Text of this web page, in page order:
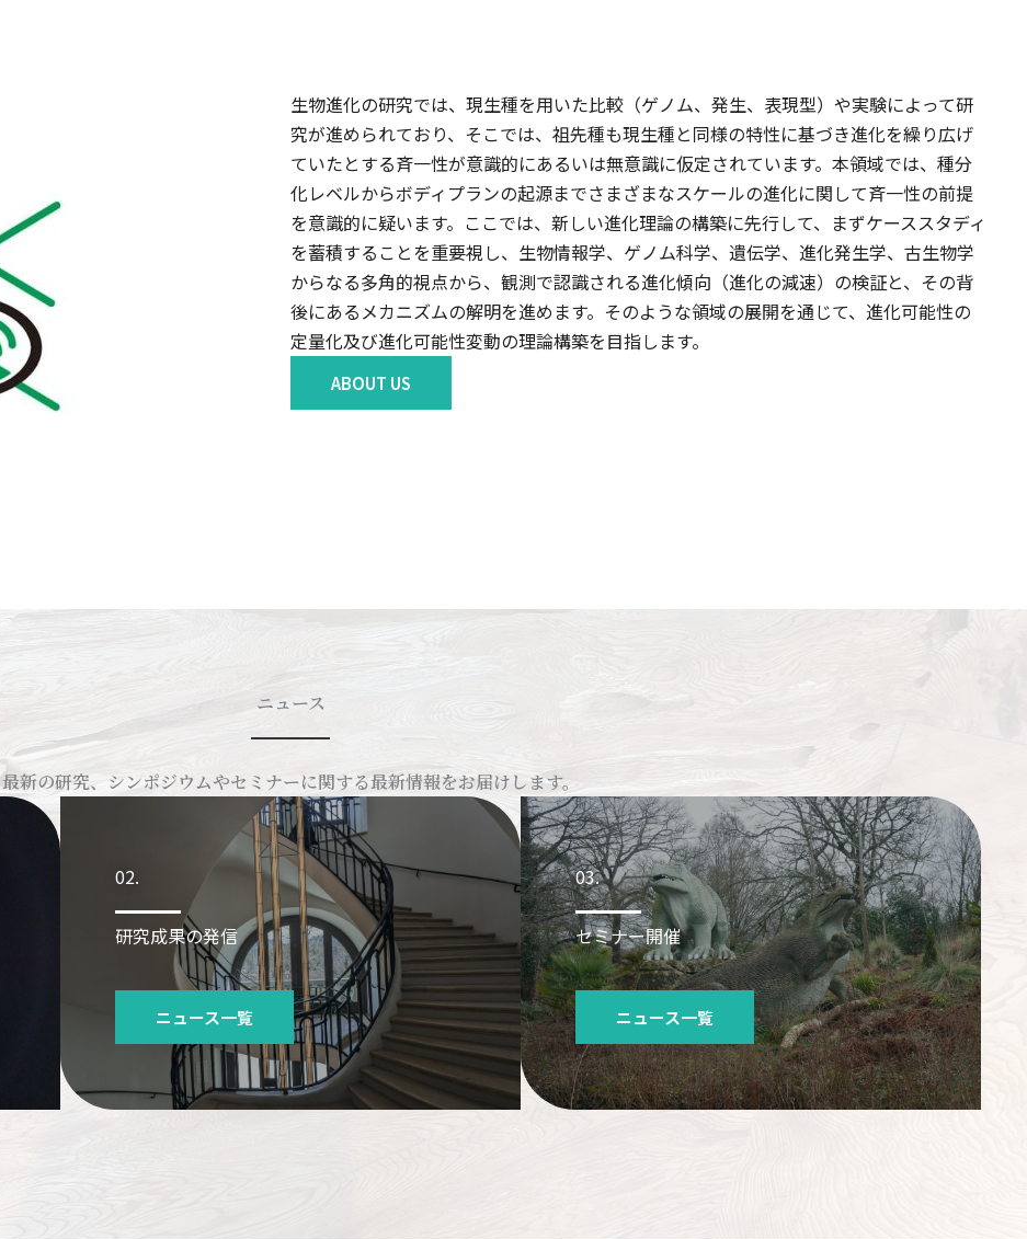
生物進化の研究では、現生種を用いた比較（ゲノム、発生、表現型）や実験によって研
究が進められており、そこでは、祖先種も現生種と同様の特性に基づき進化を繰り広げ
ていたとする斉一性が意識的にあるいは無意識に仮定されています。本領域では、種分
化レベルからボディプランの起源までさまざまなスケールの進化に関して斉一性の前提
を意識的に疑います。ここでは、新しい進化理論の構築に先行して、まずケーススタディ
を蓄積することを重要視し、生物情報学、ゲノム科学、遺伝学、進化発生学、古生物学
からなる多角的視点から、観測で認識される進化傾向（進化の減速）の検証と、その背
後にあるメカニズムの解明を進めます。そのような領域の展開を通じて、進化可能性の
定量化及び進化可能性変動の理論構築を目指します。
ABOUT US
ニュース
最新の研究、シンポジウムやセミナーに関する最新情報をお届けします。
02.
研究成果の発信
ニュース一覧
03.
セミナー開催
ニュース一覧